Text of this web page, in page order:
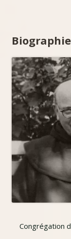
Biographie
Congrégation